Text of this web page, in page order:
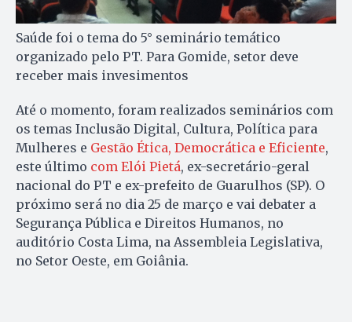
Saúde foi o tema do 5° seminário temático
organizado pelo PT. Para Gomide, setor deve
receber mais invesimentos
Até o momento, foram realizados seminários com
os temas Inclusão Digital, Cultura, Política para
Mulheres e Gestão Ética, Democrática e Eficiente,
este último com Elói Pietá, ex-secretário-geral
nacional do PT e ex-prefeito de Guarulhos (SP). O
próximo será no dia 25 de março e vai debater a
Segurança Pública e Direitos Humanos, no
auditório Costa Lima, na Assembleia Legislativa,
no Setor Oeste, em Goiânia.